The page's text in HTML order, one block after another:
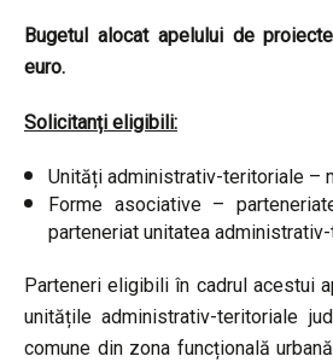
Bugetul alocat apelului de
euro.
Solicitanți eligibili:
Unități administrativ-teritoriale –
Forme asociative –
parteneriat unitatea
Parteneri eligibili în cadrul acestui
unitățile administrativ-teritoriale
comune din zona funcțională